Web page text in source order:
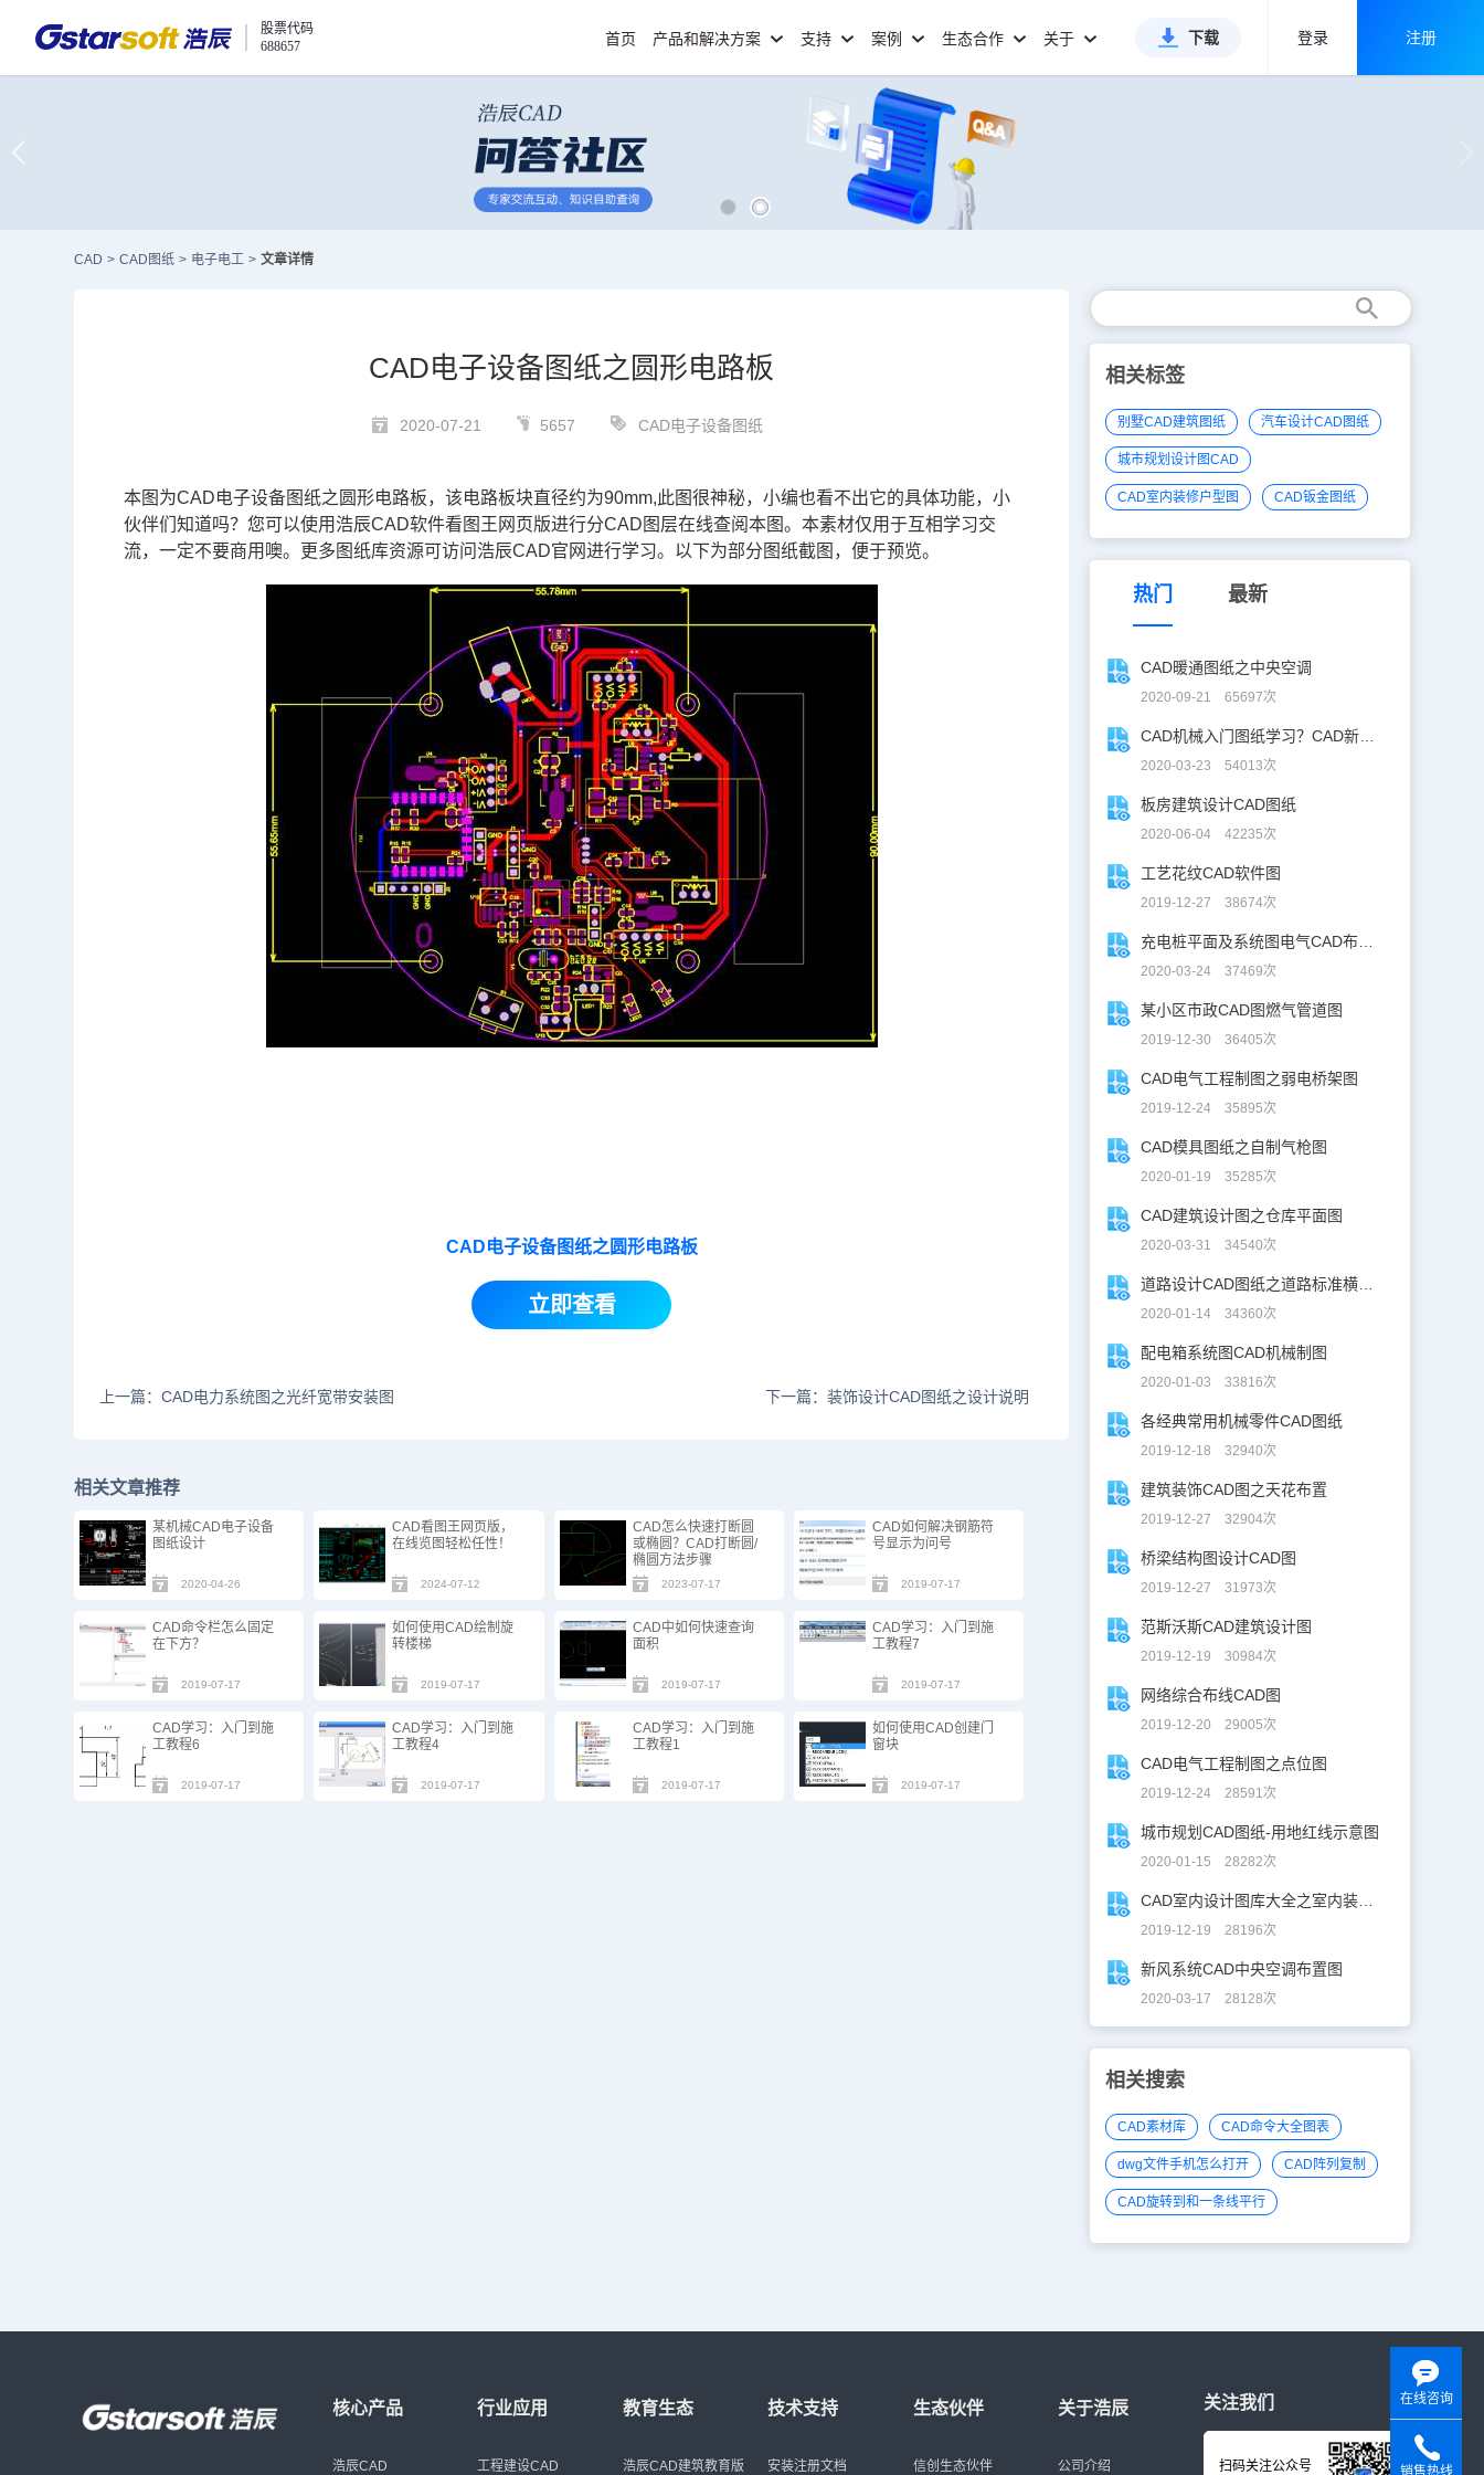
股票代码
688657
首页 产品和解决方案 支持 案例 生态合作 关于 下载 登录 注册
CAD > CAD图纸 > 电子电工 > 文章详情
CAD电子设备图纸之圆形电路板
2020-07-21 5657 CAD电子设备图纸
本图为CAD电子设备图纸之圆形电路板，该电路板块直径约为90mm,此图很神秘，小编也看不出它的具体功能，小
伙伴们知道吗？您可以使用 浩辰CAD软件看图王网页版进行分CAD图层在线查阅本图。本素材仅用于互相学习交
流，一定不要商用噢。更多图纸库资源可访问浩辰CAD官网进行学习。以下为部分图纸截图，便于预览。
CAD电子设备图纸之圆形电路板
立即查看
上一篇：CAD电力系统图之光纤宽带安装图 下一篇：装饰设计CAD图纸之设计说明
相关文章推荐
某机械CAD电子设备
图纸设计
2020-04-26
CAD看图王网页版，
在线览图轻松任性！
2024-07-12
CAD怎么快速打断圆
或椭圆？CAD打断圆/
椭圆方法步骤
2023-07-17
CAD如何解决钢筋符
号显示为问号
2019-07-17
CAD命令栏怎么固定
在下方？
2019-07-17
如何使用CAD绘制旋
转楼梯
2019-07-17
CAD中如何快速查询
面积
2019-07-17
CAD学习：入门到施
工教程7
2019-07-17
CAD学习：入门到施
工教程6
2019-07-17
CAD学习：入门到施
工教程4
2019-07-17
CAD学习：入门到施
工教程1
2019-07-17
如何使用CAD创建门
窗块
2019-07-17
相关标签
别墅CAD建筑图纸 汽车设计CAD图纸
城市规划设计图CAD
CAD室内装修户型图 CAD钣金图纸
热门 最新
CAD暖通图纸之中央空调
2020-09-21 65697次
2020-03-23 54013次
板房建筑设计CAD图纸
2020-06-04 42235次
工艺花纹CAD软件图
2019-12-27 38674次
2020-03-24 37469次
某小区市政CAD图燃气管道图
2019-12-30 36405次
CAD电气工程制图之弱电桥架图
2019-12-24 35895次
CAD模具图纸之自制气枪图
2020-01-19 35285次
CAD建筑设计图之仓库平面图
2020-03-31 34540次
2020-01-14 34360次
配电箱系统图CAD机械制图
2020-01-03 33816次
各经典常用机械零件CAD图纸
2019-12-18 32940次
建筑装饰CAD图之天花布置
2019-12-27 32904次
桥梁结构图设计CAD图
2019-12-27 31973次
范斯沃斯CAD建筑设计图
2019-12-19 30984次
网络综合布线CAD图
2019-12-20 29005次
CAD电气工程制图之点位图
2019-12-24 28591次
城市规划CAD图纸-用地红线示意图
2020-01-15 28282次
2019-12-19 28196次
新风系统CAD中央空调布置图
2020-03-17 28128次
相关搜索
CAD素材库 CAD命令大全图表
dwg文件手机怎么打开 CAD阵列复制
CAD旋转到和一条线平行
核心产品
浩辰CAD
行业应用
工程建设CAD
教育生态
浩辰CAD建筑教育版
技术支持
安装注册文档
生态伙伴
信创生态伙伴
关于浩辰
公司介绍
关注我们
扫码关注公众号
在线咨询
销售热线